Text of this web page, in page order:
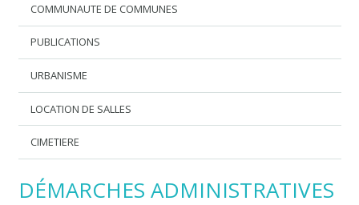
COMMUNAUTE DE COMMUNES
PUBLICATIONS
URBANISME
LOCATION DE SALLES
CIMETIERE
DÉMARCHES ADMINISTRATIVES